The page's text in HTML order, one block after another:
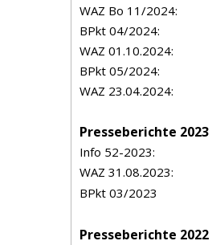
WAZ Bo 11/2024:
BPkt 04/2024:
WAZ 01.10.2024:
BPkt 05/2024:
WAZ 23.04.2024:
Presseberichte 2023
Info 52-2023:
WAZ 31.08.2023:
BPkt 03/2023
Presseberichte 2022